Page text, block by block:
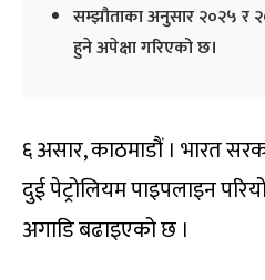
सम्झौताका अनुसार २०२५ र
हुने अपेक्षा गरिएको छ।
६ असार, काठमाडौं । भारत
दुई पेट्रोलियम पाइपलाइन
अगाडि बढाइएको छ ।